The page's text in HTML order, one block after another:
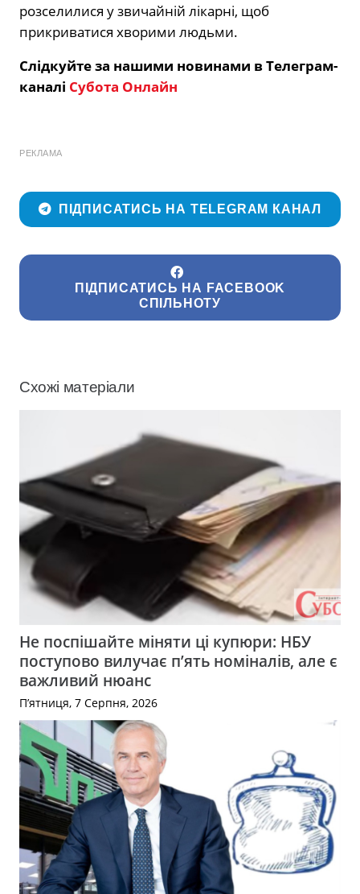
розселилися у звичайній лікарні, щоб
прикриватися хворими людьми.
Слідкуйте за нашими новинами в Телеграм-
каналі Субота Онлайн
РЕКЛАМА
ПІДПИСАТИСЬ НА TELEGRAM КАНАЛ
ПІДПИСАТИСЬ НА FACEBOOK
СПІЛЬНОТУ
Схожі матеріали
Не поспішайте міняти ці купюри: НБУ
поступово вилучає п’ять номіналів, але є
важливий нюанс
П’ятниця, 7 Серпня, 2026